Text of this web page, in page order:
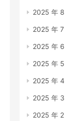
2025 年 8
2025 年 7
2025 年 6
2025 年 5
2025 年 4
2025 年 3
2025 年 2